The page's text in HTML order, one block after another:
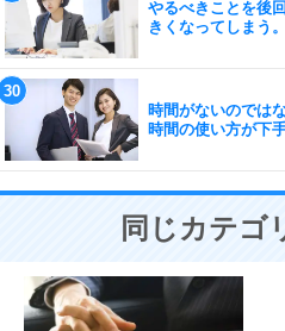
やるべきことを後
きくなってしまう。
時間がないのではな
時間の使い方が下
同じカテゴ